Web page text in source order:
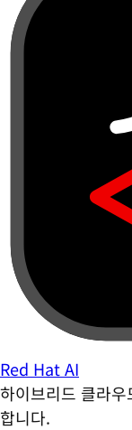
Red Hat AI
하이브리드 클라
합니다.